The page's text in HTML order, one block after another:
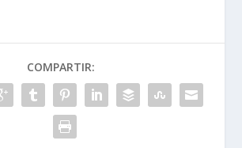
COMPARTIR: